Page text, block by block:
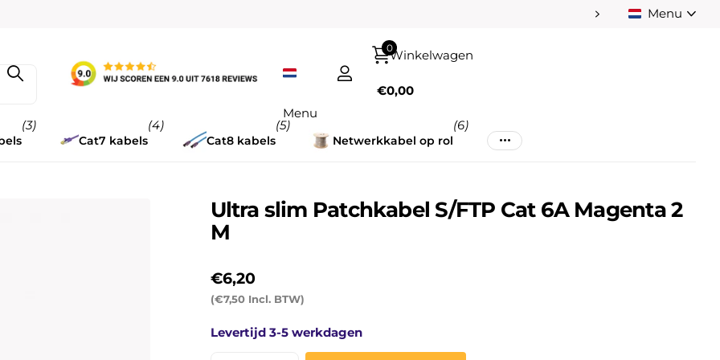
Betaal achteraf na
Menu
Menu
Winkelwagen
0
€0,00
(3)
Cat7 kabels
(4)
Cat8 kabels
(5)
Netwerkkabel op rol
(6)
Ultra slim Patchkabel S/FTP Cat 6A Magenta 2
M
(€7,50 Incl. BTW)
€6,20
Levertijd 3-5 werkdagen